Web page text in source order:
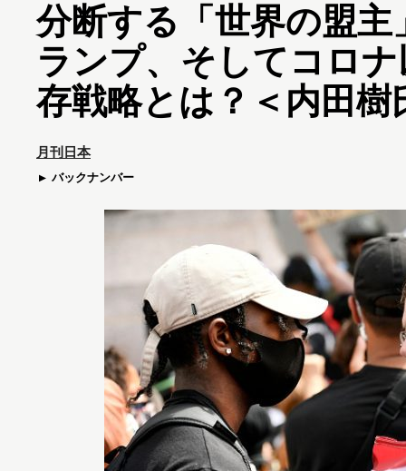
分断する「世界の盟
ランプ、そしてコロ
存戦略とは？＜内田樹
月刊日本
バックナンバー